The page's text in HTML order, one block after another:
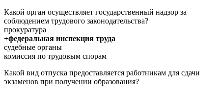
Какой орган осуществляет государственный надзор за
соблюдением трудового законодательства?
прокуратура
+федеральная инспекция труда
судебные органы
комиссия по трудовым спорам
Какой вид отпуска предоставляется работникам для сдачи
экзаменов при получении образования?